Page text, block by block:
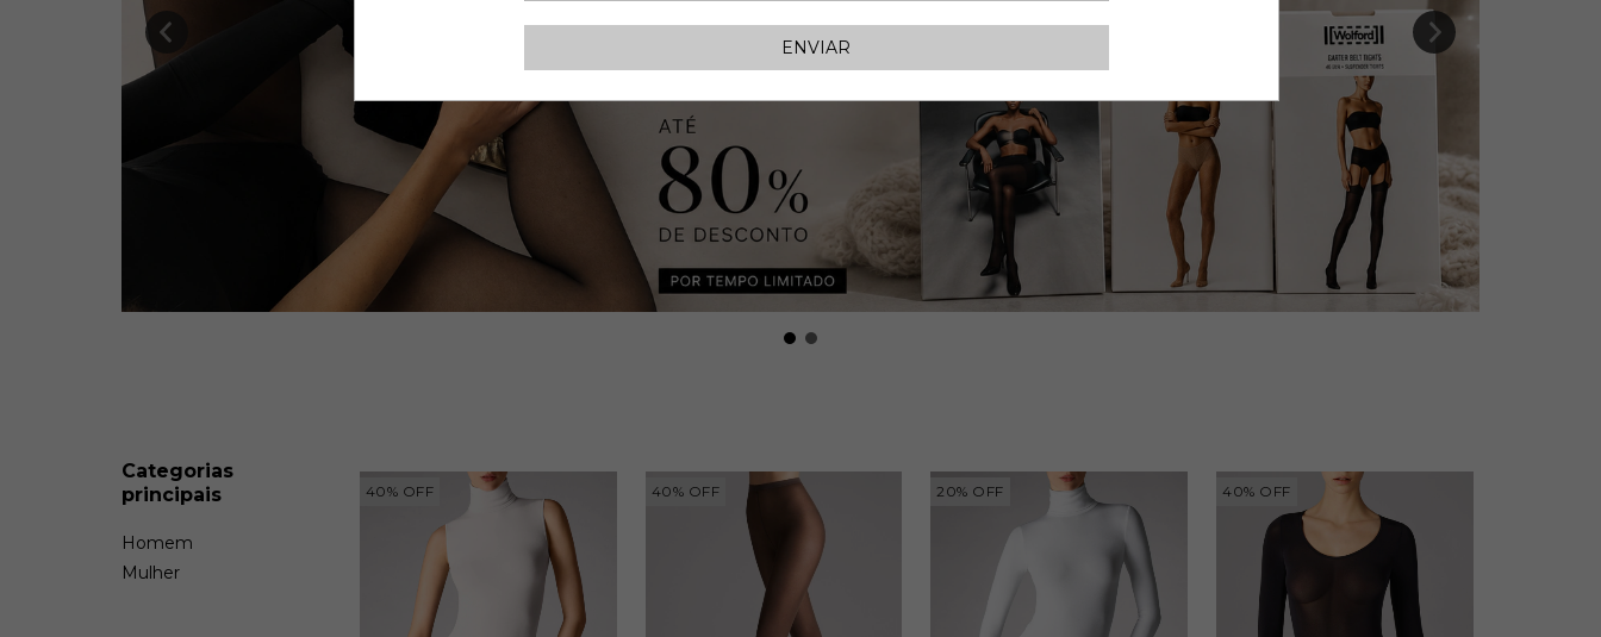
Categorias
principais
Homem
Mulher
40% OFF 40% OFF 20% OFF 40% OFF